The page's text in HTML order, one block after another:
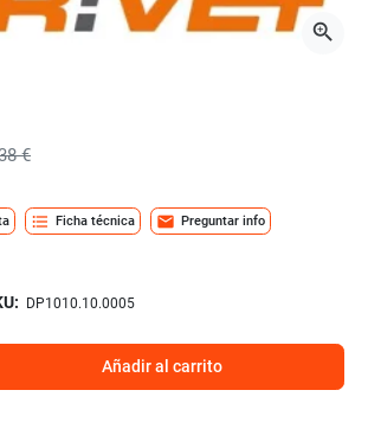
zoom_in
€
format_list_bulleted Ficha técnica mail Preguntar info
DP1010.10.0005
Añadir al carrito